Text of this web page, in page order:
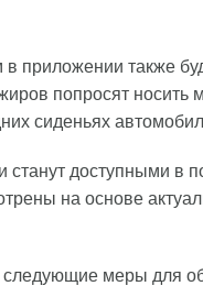
приложении также
попросят носить
сиденьях
доступными в
на основе
меры для